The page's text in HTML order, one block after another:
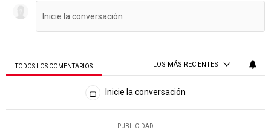
TODOS LOS COMENTARIOS LOS MÁS RECIENTES
Todos los comentarios
Inicie la conversación
PUBLICIDAD